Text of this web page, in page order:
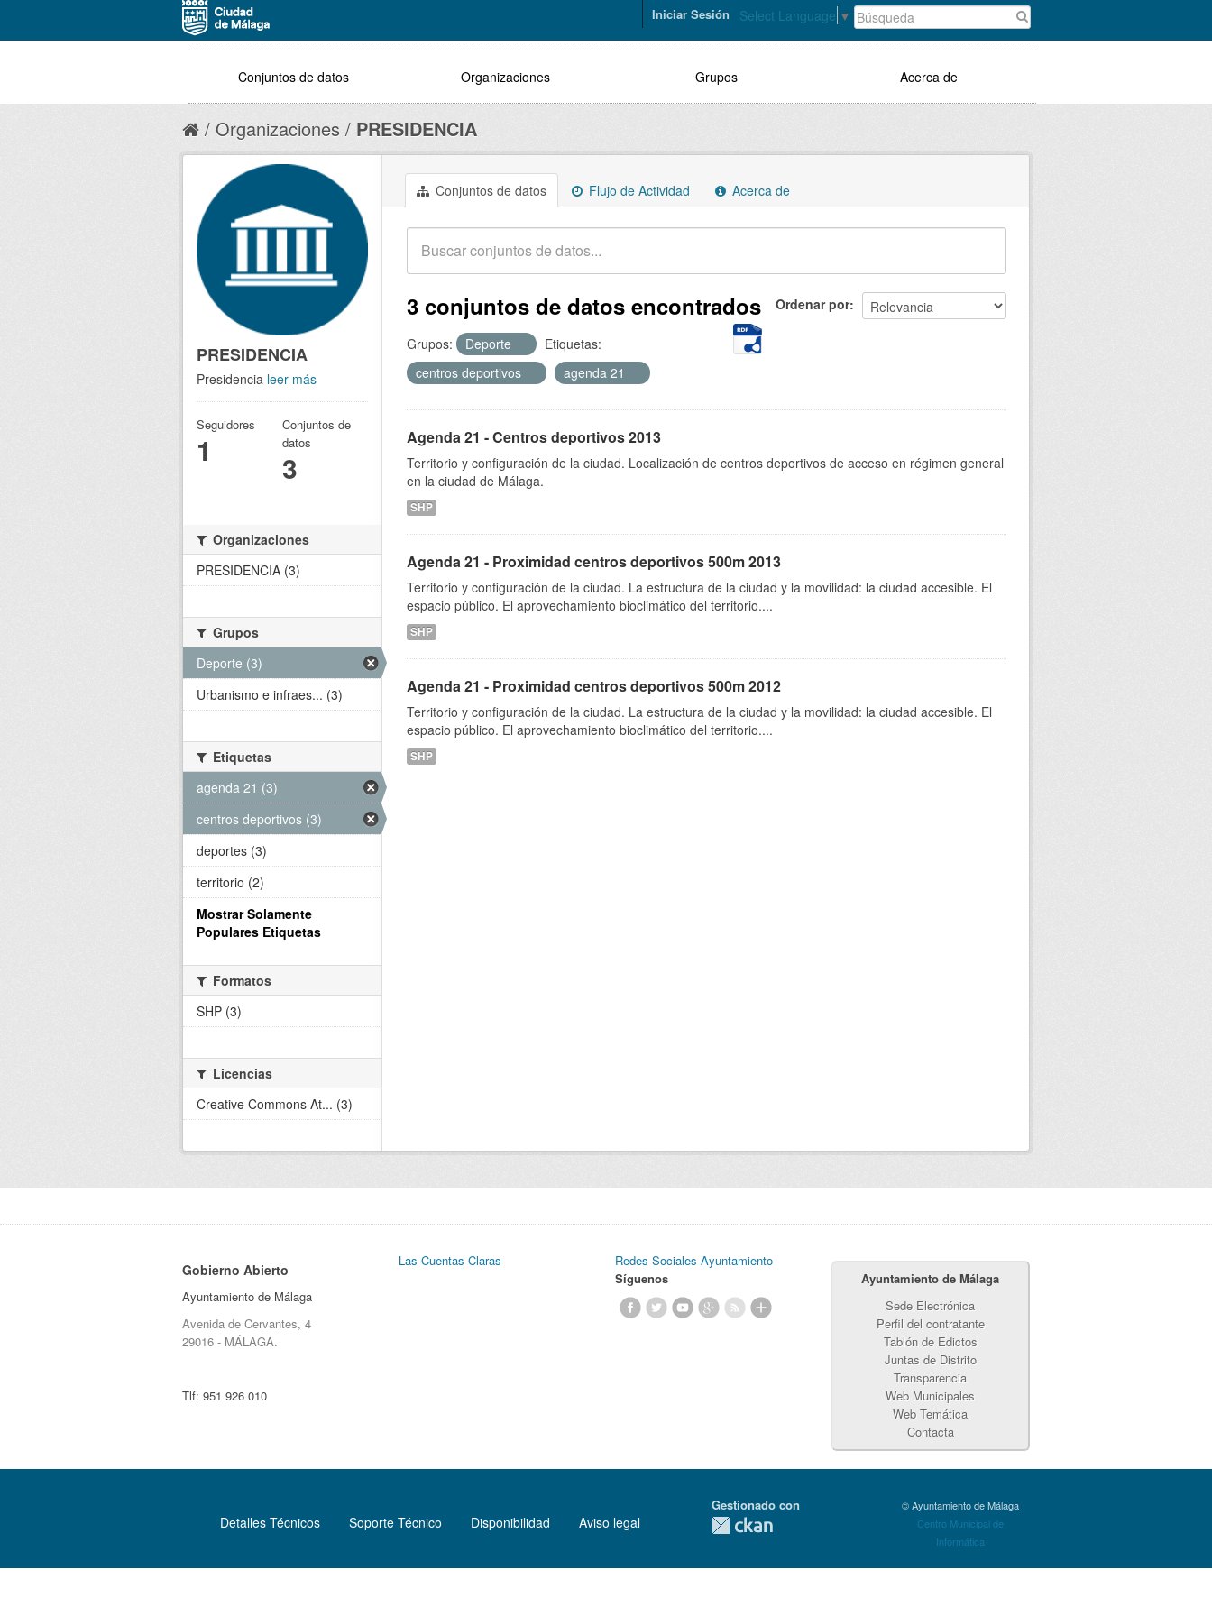
Select Language ▼
Iniciar Sesión
Conjuntos de datos Organizaciones Grupos Acerca de
Organizaciones PRESIDENCIA
Conjuntos de datos Flujo de Actividad Acerca de
Ordenar por
3 conjuntos de datos encontrados
Grupos: Deporte
Etiquetas:
centros deportivos
agenda 21
Agenda 21 - Centros deportivos 2013
Territorio y configuración de la ciudad. Localización de centros deportivos de acceso en régimen general
en la ciudad de Málaga.
SHP
Agenda 21 - Proximidad centros deportivos 500m 2013
Territorio y configuración de la ciudad. La estructura de la ciudad y la movilidad: la ciudad accesible. El
espacio público. El aprovechamiento bioclimático del territorio....
SHP
Agenda 21 - Proximidad centros deportivos 500m 2012
Territorio y configuración de la ciudad. La estructura de la ciudad y la movilidad: la ciudad accesible. El
espacio público. El aprovechamiento bioclimático del territorio....
SHP
PRESIDENCIA
Presidencia leer más
Seguidores
1
Conjuntos de
datos
3
Organizaciones
PRESIDENCIA (3)
Grupos
Deporte (3)
Urbanismo e infraes... (3)
Etiquetas
agenda 21 (3)
centros deportivos (3)
deportes (3)
territorio (2)
Mostrar Solamente
Populares Etiquetas
Formatos
SHP (3)
Licencias
Creative Commons At... (3)
Gobierno Abierto
Ayuntamiento de Málaga
Avenida de Cervantes, 4
29016 - MÁLAGA.
Tlf: 951 926 010
Las Cuentas Claras
Redes Sociales Ayuntamiento
Síguenos
Ayuntamiento de Málaga
Sede Electrónica
Perfil del contratante
Tablón de Edictos
Juntas de Distrito
Transparencia
Web Municipales
Web Temática
Contacta
Detalles Técnicos Soporte Técnico Disponibilidad Aviso legal
Gestionado con
© Ayuntamiento de Málaga
Centro Municipal de
Informática